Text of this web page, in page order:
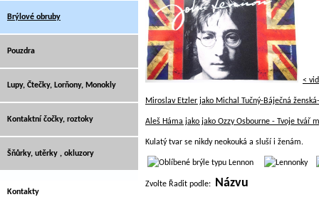
<
Miroslav Etzler jako Michal Tučný-Báječná
Aleš Háma jako jako Ozzy Osbourne - Tvoje tvář
Kulatý tvar se nikdy neokouká a sluší i ženám.
Zvolte Řadit podle: Názvu
Brýlové obruby
Pouzdra
Lupy, Čtečky, Lorňony, Monokly
Kontaktní čočky, roztoky
Šňůrky, utěrky , okluzory
Kontakty